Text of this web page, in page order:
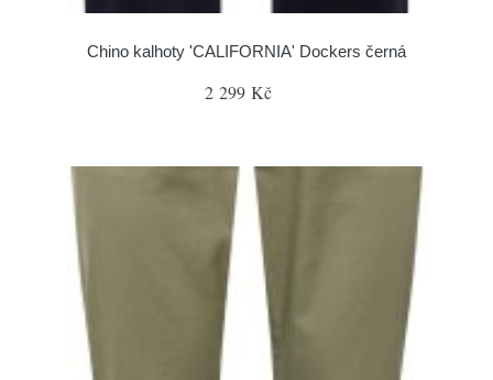
Chino kalhoty 'CALIFORNIA' Dockers černá
2 299 Kč